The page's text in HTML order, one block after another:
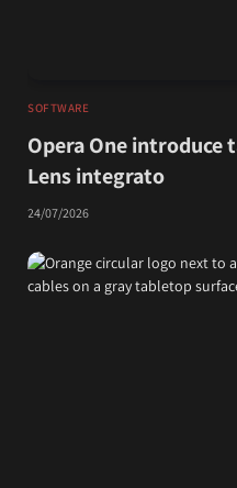
SOFTWARE
Opera One introduce
Lens integrato
24/07/2026